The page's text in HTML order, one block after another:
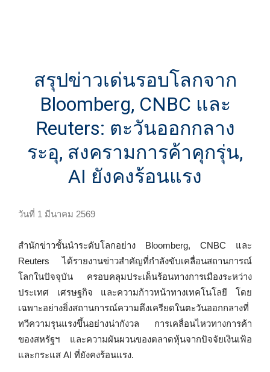
สรุปข่าวเด่นรอบโลกจาก
Bloomberg, CNBC และ
Reuters: ตะวันออกกลาง
ระอุ, สงครามการค้าคุกรุ่น,
AI ยังคงร้อนแรง
วันที่ 1 มีนาคม 2569
สำนักข่าวชั้นนำระดับโลกอย่าง Bloomberg, CNBC และ
Reuters ได้รายงานข่าวสำคัญที่กำลังขับเคลื่อนสถานการณ์
โลกในปัจจุบัน ครอบคลุมประเด็นร้อนทางการเมืองระหว่าง
ประเทศ เศรษฐกิจ และความก้าวหน้าทางเทคโนโลยี โดย
เฉพาะอย่างยิ่งสถานการณ์ความตึงเครียดในตะวันออกกลางที่
ทวีความรุนแรงขึ้นอย่างน่ากังวล การเคลื่อนไหวทางการค้า
ของสหรัฐฯ และความผันผวนของตลาดหุ้นจากปัจจัยเงินเฟ้อ
และกระแส AI ที่ยังคงร้อนแรง.